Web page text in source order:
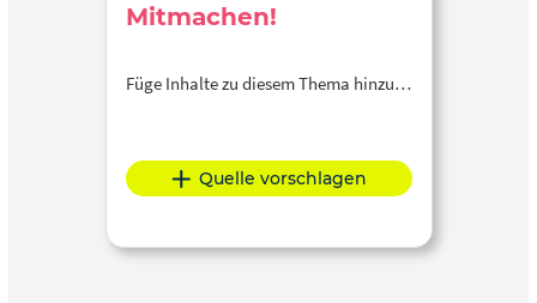
Mitmachen!
Füge Inhalte zu diesem Thema hinzu…
Quelle vorschlagen